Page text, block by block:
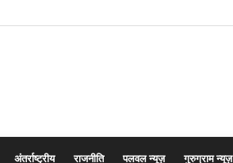
अंतर्राष्ट्रीय राजनीति पलवल न्यूज़ गुरुग्राम न्यूज़